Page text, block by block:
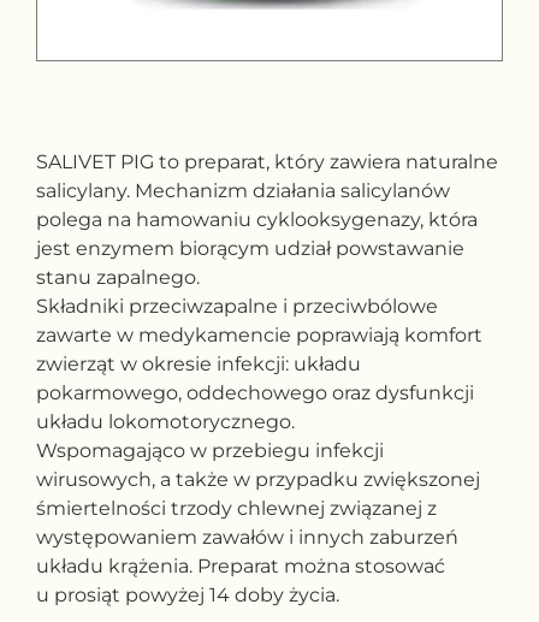
SALIVET PIG to preparat, który zawiera naturalne
salicylany. Mechanizm działania salicylanów
polega na hamowaniu cyklooksygenazy, która
jest enzymem biorącym udział powstawanie
stanu zapalnego.
Składniki przeciwzapalne i przeciwbólowe
zawarte w medykamencie poprawiają komfort
zwierząt w okresie infekcji: układu
pokarmowego, oddechowego oraz dysfunkcji
układu lokomotorycznego.
Wspomagająco w przebiegu infekcji
wirusowych, a także w przypadku zwiększonej
śmiertelności trzody chlewnej związanej z
występowaniem zawałów i innych zaburzeń
układu krążenia. Preparat można stosować
u prosiąt powyżej 14 doby życia.